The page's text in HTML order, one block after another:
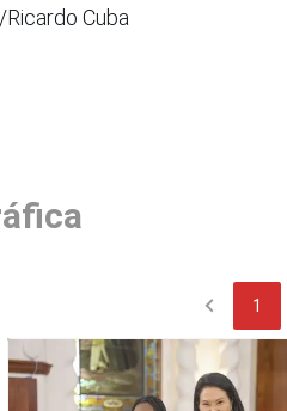
Cuba
chevron_left 1